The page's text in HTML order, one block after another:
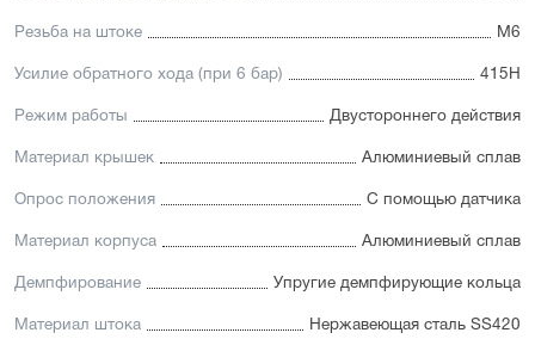
Резьба на штоке М6
Усилие обратного хода (при 6 бар) 415Н
Режим работы Двустороннего действия
Материал крышек Алюминиевый сплав
Опрос положения С помощью датчика
Материал корпуса Алюминиевый сплав
Демпфирование Упругие демпфирующие кольца
Материал штока Нержавеющая сталь SS420